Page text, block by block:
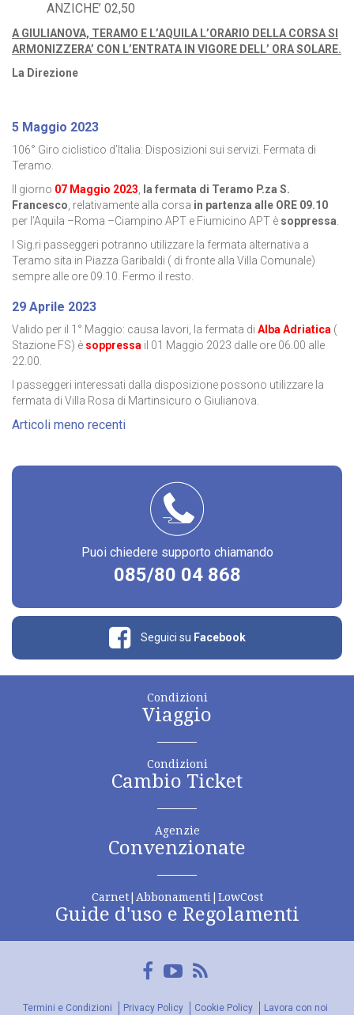
ANZICHE’ 02,50
A GIULIANOVA, TERAMO E L’AQUILA L’ORARIO DELLA CORSA SI
ARMONIZZERA’ CON L’ENTRATA IN VIGORE DELL’ ORA SOLARE.
La Direzione
5 Maggio 2023
106° Giro ciclistico d’Italia: Disposizioni sui servizi. Fermata di
Teramo.
Il giorno 07 Maggio 2023
la fermata di Teramo P.za S.
Francesco , relativamente alla corsa in partenza alle ORE 09.10
per l’Aquila –Roma –Ciampino APT e Fiumicino APT è soppressa
I Sig.ri passeggeri potranno utilizzare la fermata alternativa a
Teramo sita in Piazza Garibaldi ( di fronte alla Villa Comunale)
sempre alle ore 09.10. Fermo il resto.
29 Aprile 2023
Valido per il 1° Maggio: causa lavori, la fermata di Alba Adriatica (
Stazione FS) è soppressa il 01 Maggio 2023 dalle ore 06.00 alle
22.00.
I passeggeri interessati dalla disposizione possono utilizzare la
fermata di Villa Rosa di Martinsicuro o Giulianova.
Navigazione
Articoli meno recenti
Puoi chiedere supporto chiamando
085/80 04 868
Seguici su Facebook
Condizioni
Viaggio
Condizioni
Cambio Ticket
Agenzie
Convenzionate
Carnet|Abbonamenti|LowCost
Guide d'uso e Regolamenti
FacebookYouTube
Termini e Condizioni Privacy Policy Cookie Policy Lavora con noi